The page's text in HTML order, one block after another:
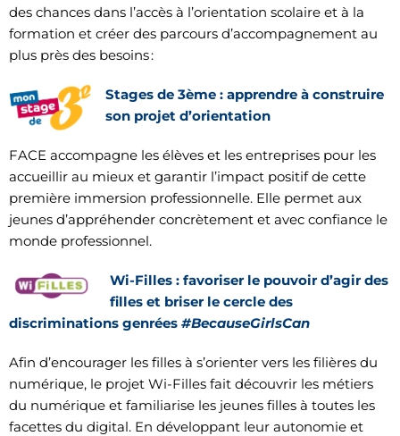
des chances dans l’accès à l’orientation scolaire et à la
formation et créer des parcours d’accompagnement au
plus près des besoins :
Stages de 3ème : apprendre à construire
son projet d’orientation
FACE accompagne les élèves et les entreprises pour les
accueillir au mieux et garantir l’impact positif de cette
première immersion professionnelle. Elle permet aux
jeunes d’appréhender concrètement et avec confiance le
monde professionnel.
Wi-Filles : favoriser le pouvoir d’agir des
filles et briser le cercle des
discriminations genrées #BecauseGirlsCan
Afin d’encourager les filles à s’orienter vers les filières du
numérique, le projet Wi-Filles fait découvrir les métiers
du numérique et familiarise les jeunes filles à toutes les
facettes du digital. En développant leur autonomie et